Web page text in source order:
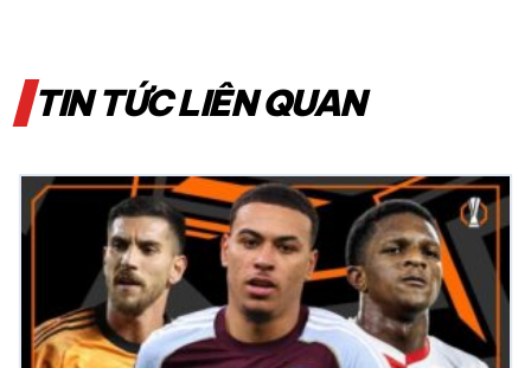
TIN TỨC LIÊN QUAN